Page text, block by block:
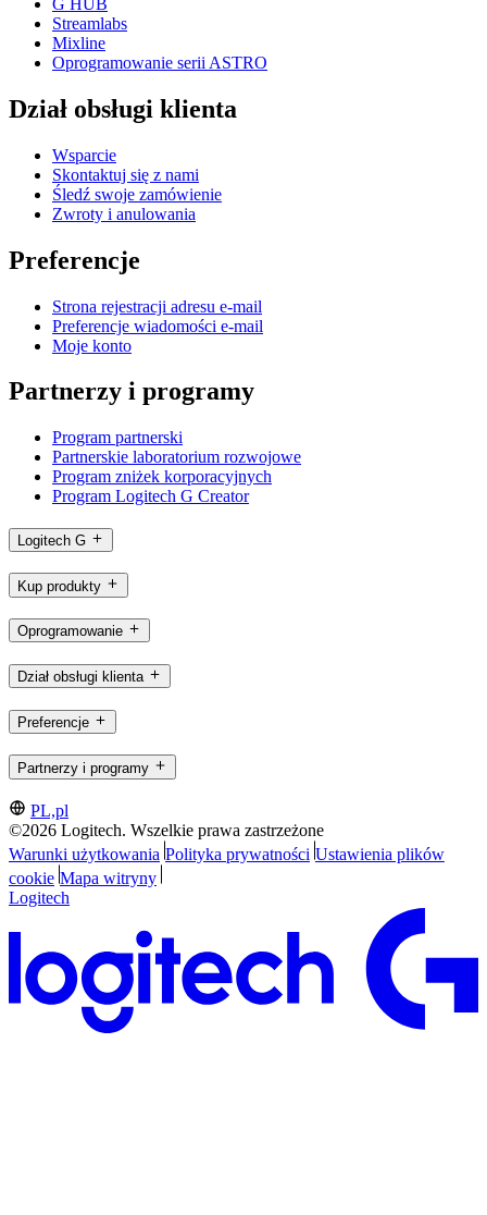
Streamlabs
Mixline
Oprogramowanie serii ASTRO
Dział obsługi klienta
Wsparcie
Skontaktuj się z nami
Śledź swoje zamówienie
Zwroty i anulowania
Preferencje
Strona rejestracji adresu e-mail
Preferencje wiadomości e-mail
Moje konto
Partnerzy i programy
Program partnerski
Partnerskie laboratorium rozwojowe
Program zniżek korporacyjnych
Program Logitech G Creator
Logitech G
Kup produkty
Oprogramowanie
Dział obsługi klienta
Preferencje
Partnerzy i programy
PL,pl
©2026 Logitech. Wszelkie prawa zastrzeżone
Warunki użytkowania Polityka prywatności Ustawienia plików
cookie Mapa witryny
Logitech